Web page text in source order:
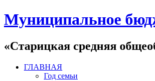
Муниципальное
«Старицкая средняя
ГЛАВНАЯ
Год семьи